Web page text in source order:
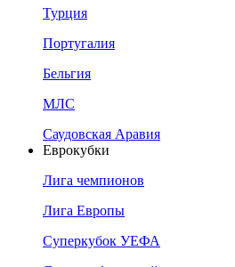
Турция
Португалия
Бельгия
МЛС
Саудовская Аравия
Еврокубки
Лига чемпионов
Лига Европы
Суперкубок УЕФА